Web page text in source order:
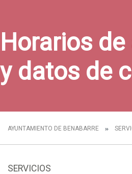
Horarios
y datos de
AYUNTAMIENTO DE BENABARRE
SERVICIOS